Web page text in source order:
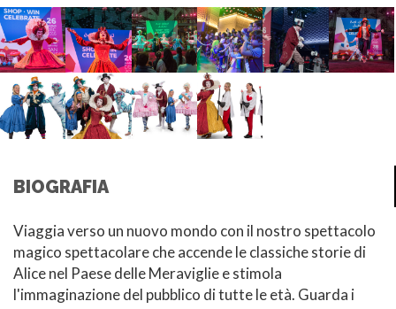
BIOGRAFIA
Viaggia verso un nuovo mondo con il nostro spettacolo
magico spettacolare che accende le classiche storie di
Alice nel Paese delle Meraviglie e stimola
l'immaginazione del pubblico di tutte le età. Guarda i